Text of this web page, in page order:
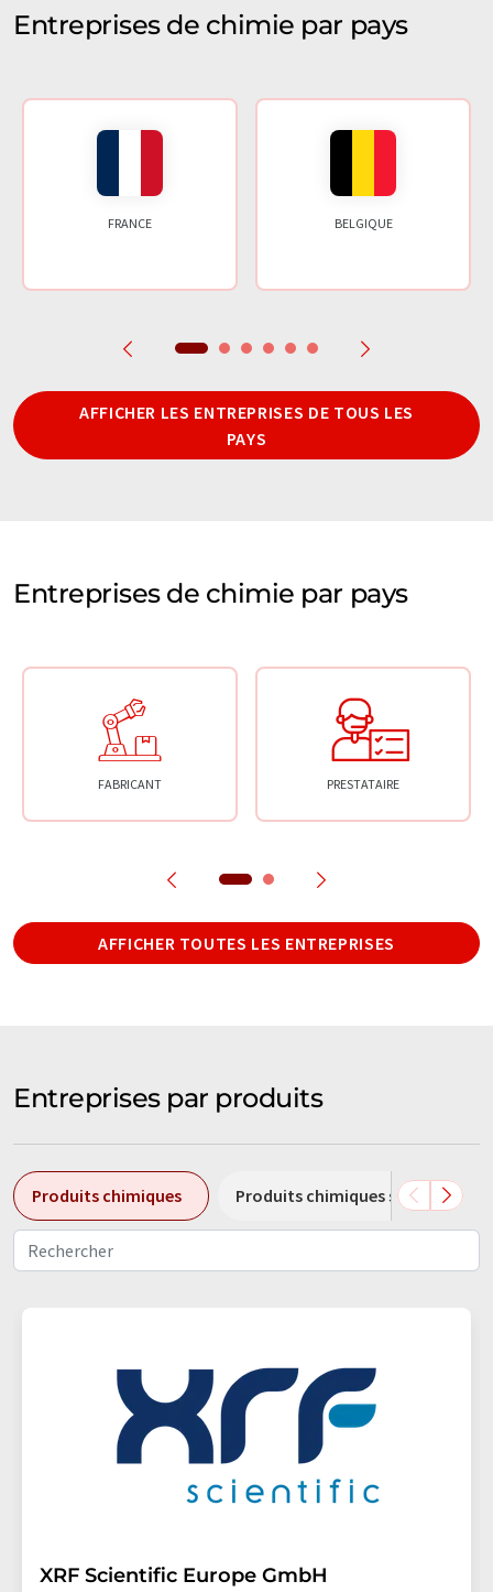
Entreprises de chimie par pays
FRANCE BELGIQUE
AFFICHER LES ENTREPRISES DE TOUS LES
PAYS
Entreprises de chimie par pays
FABRICANT PRESTATAIRE
AFFICHER TOUTES LES ENTREPRISES
Entreprises par produits
Produits chimiques Produits chimiques spéciaux
XRF Scientific Europe GmbH